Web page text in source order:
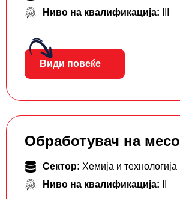
Ниво на квалификација:
Види повеќе
Обработувач на месо
Сектор: Хемија и технологија
Ниво на квалификација: